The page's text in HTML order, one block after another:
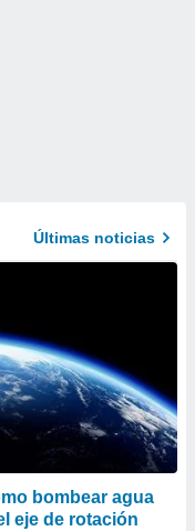
Últimas noticias
bombear agua
eje de rotación